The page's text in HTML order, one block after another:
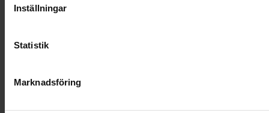
Inställningar
Statistik
Marknadsföring